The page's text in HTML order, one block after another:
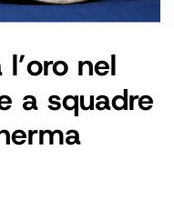
nel
a squadre